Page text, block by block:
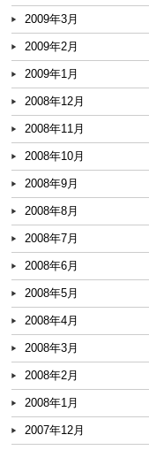
2009年3月
2009年2月
2009年1月
2008年12月
2008年11月
2008年10月
2008年9月
2008年8月
2008年7月
2008年6月
2008年5月
2008年4月
2008年3月
2008年2月
2008年1月
2007年12月